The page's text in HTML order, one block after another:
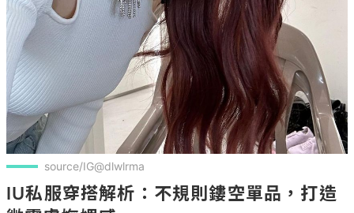
source/IG@dlwlrma
IU私服穿搭解析：不規則鏤空單品，打造
微露膚嫵媚感
「國民妹妹」也可以很性感！本身不是走辣妹路線的
IU也會有想打造女人味的時候，這時她不會選擇大面